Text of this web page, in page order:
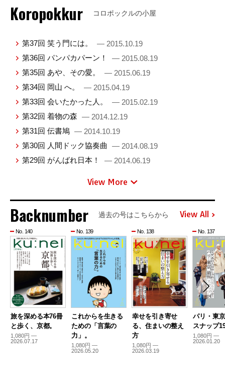
Koropokkur コロポックルの小屋
第37回 笑う門には。
— 2015.10.19
第36回 パンパカパーン！
— 2015.08.19
第35回 あや、その愛。
— 2015.06.19
第34回 岡山 へ。
— 2015.04.19
第33回 会いたかった人。
— 2015.02.19
第32回 着物の森 — 2014.12.19
第31回 伝書鳩 — 2014.10.19
第30回 人間ドック協奏曲
— 2014.08.19
第29回 がんばれ日本！
— 2014.06.19
View More
Backnumber 過去の号はこちらから View All
No. 140
旅を深める本76冊
と歩く、京都。
1,080円 —
2026.07.17
No. 139
これからを生きる
ための「言葉の
力」。
1,080円 —
2026.05.20
No. 138
幸せを引き寄せ
る、住まいの整え
方
1,080円 —
2026.03.19
No. 137
パリ・東
スナップ
1,080円 —
2026.01.20